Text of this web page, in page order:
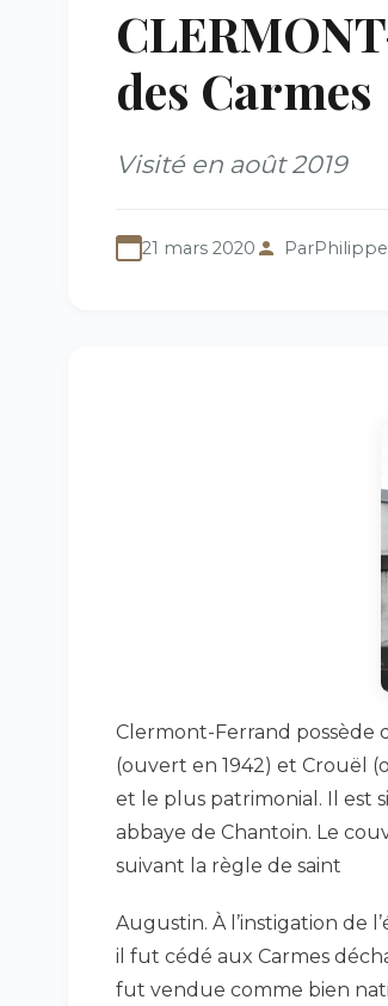
des Carmes
Visité en août 2019
21 mars 2020 Par
Clermont-Ferrand possède
(ouvert en 1942) et Crouël
et le plus patrimonial. Il est
abbaye de Chantoin. Le
suivant la règle de saint
Augustin. À l’instigation de
il fut cédé aux Carmes
fut vendue comme bien